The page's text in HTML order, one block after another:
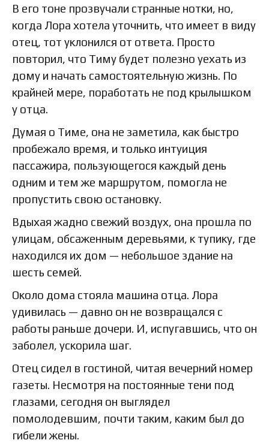
В его тоне прозвучали странные нотки, но,
когда Лора хотела уточнить, что имеет в виду
отец, тот уклонился от ответа. Просто
повторил, что Тиму будет полезно уехать из
дому и начать самостоятельную жизнь. По
крайней мере, поработать не под крылышком
у отца.
Думая о Тиме, она не заметила, как быстро
пробежало время, и только интуиция
пассажира, пользующегося каждый день
одним и тем же маршрутом, помогла не
пропустить свою остановку.
Вдыхая жадно свежий воздух, она прошла по
улицам, обсаженным деревьями, к тупику, где
находился их дом — небольшое здание на
шесть семей.
Около дома стояла машина отца. Лора
удивилась — давно он не возвращался с
работы раньше дочери. И, испугавшись, что он
заболел, ускорила шаг.
Отец сидел в гостиной, читая вечерний номер
газеты. Несмотря на постоянные тени под
глазами, сегодня он выглядел
помолодевшим, почти таким, каким был до
гибели жены.